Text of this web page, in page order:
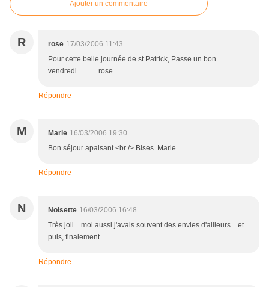
Ajouter un commentaire
R rose 17/03/2006 11:43
Pour cette belle journée de st Patrick, Passe un bon
vendredi............rose
Répondre
M Marie 16/03/2006 19:30
Bon séjour apaisant.<br /> Bises. Marie
Répondre
N Noisette 16/03/2006 16:48
Très joli... moi aussi j'avais souvent des envies d'ailleurs... et
puis, finalement...
Répondre